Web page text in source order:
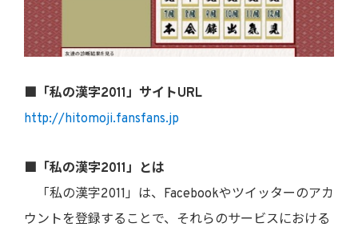
■「私の漢字2011」サイトURL
http://hitomoji.fansfans.jp
■「私の漢字2011」とは
「私の漢字2011」は、Facebookやツイッターのアカ
ウントを登録することで、それらのサービスにおける